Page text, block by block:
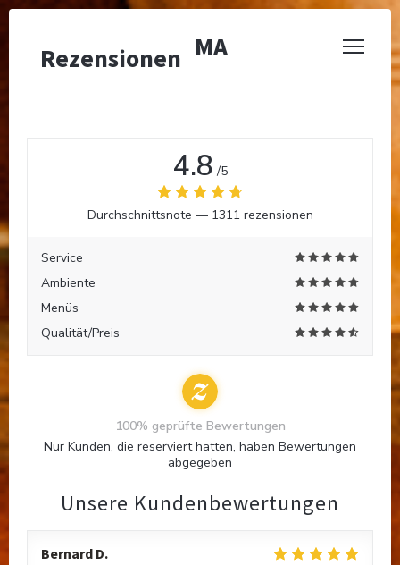
BRASSERIE VALMA
Rezensionen
Unsere Kundenbewertungen
Bernard D
4.8 /5
Durchschnittsnote — 1311 rezensionen
Service
Ambiente
Menüs
Qualität/Preis
100% geprüfte Bewertungen
Nur Kunden, die reserviert hatten, haben Bewertungen
abgegeben